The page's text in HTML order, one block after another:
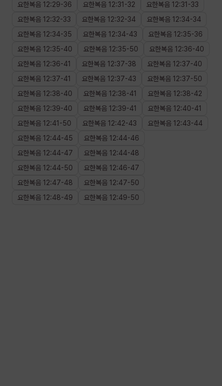
요한복음 12:29-36 요한복음 12:31 -32 요한복음 12:31 -33
요한복음 12:32-33 요한복음 12:32-34 요한복음 12:34-34
요한복음 12:34-35 요한복음 12:34-43 요한복음 12:35-36
요한복음 12:35-40 요한복음 12:35-50 요한복음 12:36-40
요한복음 12:36-41 요한복음 12:37-38 요한복음 12:37-40
요한복음 12:37-41 요한복음 12:37-43 요한복음 12:37-50
요한복음 12:38-40 요한복음 12:38-41 요한복음 12:38-42
요한복음 12:39-40 요한복음 12:39-41 요한복음 12:40-41
요한복음 12:41 -50 요한복음 12:42-43 요한복음 12:43-44
요한복음 12:44-45 요한복음 12:44-46
요한복음 12:44-47 요한복음 12:44-48
요한복음 12:44-50 요한복음 12:46-47
요한복음 12:47-48 요한복음 12:47-50
요한복음 12:48-49 요한복음 12:49-50